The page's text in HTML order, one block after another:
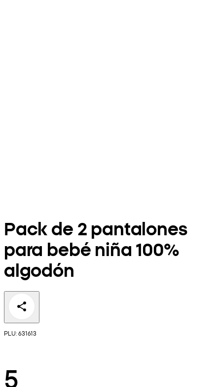
Pack de 2 pantalones
para bebé niña 100%
algodón
PLU: 631613
5